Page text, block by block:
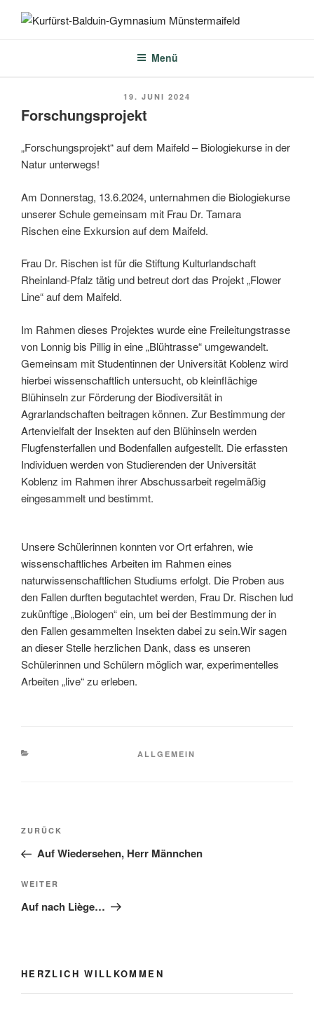
Inhalt
Menü
VERÖFFENTLICHT
AM
19. JUNI 2024
Forschungsprojekt
„Forschungsprojekt“ auf dem Maifeld – Biologiekurse in der
Natur unterwegs!
Am Donnerstag, 13.6.2024, unternahmen die Biologiekurse
unserer Schule gemeinsam mit Frau Dr. Tamara
Rischen eine Exkursion auf dem Maifeld.
Frau Dr. Rischen ist für die Stiftung Kulturlandschaft
Rheinland-Pfalz tätig und betreut dort das Projekt „Flower
Line“ auf dem Maifeld.
Im Rahmen dieses Projektes wurde eine Freileitungstrasse
von Lonnig bis Pillig in eine „Blühtrasse“ umgewandelt.
Gemeinsam mit Studentinnen der Universität Koblenz wird
hierbei wissenschaftlich untersucht, ob kleinflächige
Blühinseln zur Förderung der Biodiversität in
Agrarlandschaften beitragen können. Zur Bestimmung der
Artenvielfalt der Insekten auf den Blühinseln werden
Flugfensterfallen und Bodenfallen aufgestellt. Die erfassten
Individuen werden von Studierenden der Universität
Koblenz im Rahmen ihrer Abschussarbeit regelmäßig
eingesammelt und bestimmt.
Unsere Schülerinnen konnten vor Ort erfahren, wie
wissenschaftliches Arbeiten im Rahmen eines
naturwissenschaftlichen Studiums erfolgt. Die Proben aus
den Fallen durften begutachtet werden, Frau Dr. Rischen lud
zukünftige „Biologen“ ein, um bei der Bestimmung der in
den Fallen gesammelten Insekten dabei zu sein.Wir sagen
an dieser Stelle herzlichen Dank, dass es unseren
Schülerinnen und Schülern möglich war, experimentelles
Arbeiten „live“ zu erleben.
KATEGORIEN
ALLGEMEIN
Beitragsnavigation
Vorheriger
Beitrag
ZURÜCK
Auf Wiedersehen, Herr Männchen
Nächster
Beitrag
WEITER
Auf nach Liège…
HERZLICH WILLKOMMEN